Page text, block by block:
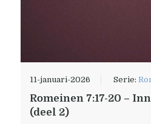
11-januari-2026 Serie:
Romeinen 7:17-20 –
(deel 2)